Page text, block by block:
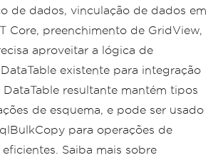
de dados, vinculação de dados em
Core, preenchimento de GridView,
aproveitar a lógica de
existente para integração
DataTable resultante mantém tipos
de esquema, e pode ser usado
para operações de
Saiba mais sobre